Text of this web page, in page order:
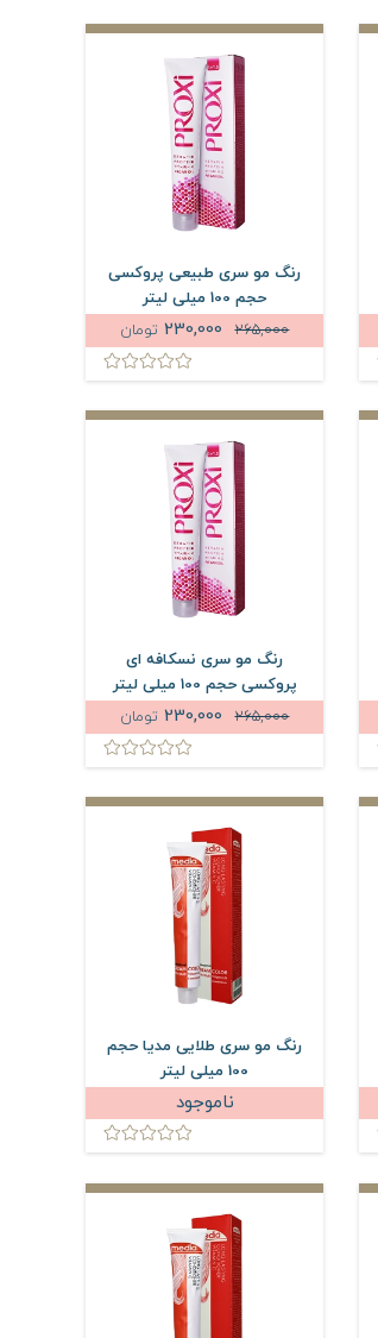
رنگ مو سری طبیعی پروکسی
حجم 100 میلی لیتر
265,000
تومان
رنگ مو سری نسکافه ای
پروکسی حجم 100 میلی لیتر
265,000
تومان
رنگ مو سری طلایی مدیا حجم
100 میلی لیتر
ناموجود